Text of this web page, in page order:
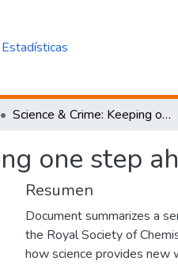
Estadísticas
Science & Crime: Keeping one step ahead
one step
Resumen
Document summarizes a
the Royal Society of
how science provides new